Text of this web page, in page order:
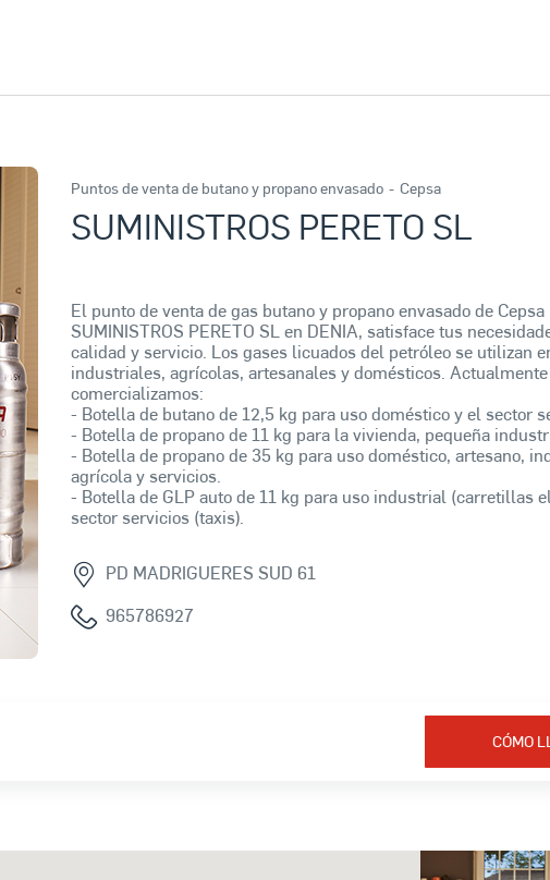
Puntos de venta de butano y propano envasado - Cepsa
SUMINISTROS PERETO SL
El punto de venta de gas butano y propano envasado de Cepsa
SUMINISTROS PERETO SL en DENIA, satisface tus
calidad y servicio. Los gases licuados del petróleo se utilizan
industriales, agrícolas, artesanales y domésticos. Actualmente
comercializamos:
- Botella de butano de 12,5 kg para uso doméstico y el sector
- Botella de propano de 11 kg para la vivienda, pequeña
- Botella de propano de 35 kg para uso doméstico, artesano,
agrícola y servicios.
- Botella de GLP auto de 11 kg para uso industrial (carretillas
sector servicios (taxis).
PD MADRIGUERES SUD 61
965786927
CÓMO